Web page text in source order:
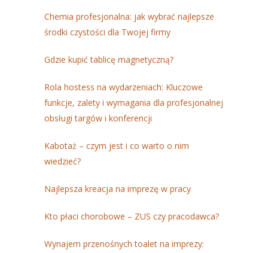
Chemia profesjonalna: jak wybrać najlepsze
środki czystości dla Twojej firmy
Gdzie kupić tablicę magnetyczną?
Rola hostess na wydarzeniach: Kluczowe
funkcje, zalety i wymagania dla profesjonalnej
obsługi targów i konferencji
Kabotaż – czym jest i co warto o nim
wiedzieć?
Najlepsza kreacja na imprezę w pracy
Kto płaci chorobowe – ZUS czy pracodawca?
Wynajem przenośnych toalet na imprezy: